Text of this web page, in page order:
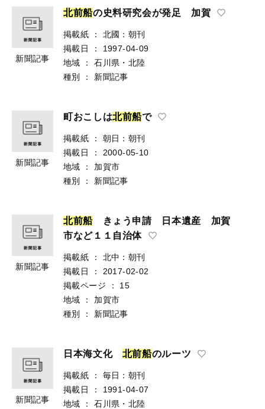
新聞記事
北前船の史料研究会が発足 加賀
掲載紙 ：
北國：朝刊
掲載日
：
1997-04-09
地域
：
石川県・北陸
種別
： 新聞記事
新聞記事
町おこしは北前船で
掲載紙 ：
朝日：朝刊
掲載日
：
2000-05-10
地域
：
加賀市
種別
： 新聞記事
新聞記事
北前船きょう申請 日本遺産 加賀
市など１１自治体
掲載紙 ：
北中：朝刊
掲載日
：
2017-02-02
掲載ページ
：
15
地域
：
加賀市
種別
： 新聞記事
新聞記事
日本海文化 北前船のルーツ
掲載紙 ：
毎日：朝刊
掲載日
：
1991-04-07
地域
：
石川県・北陸